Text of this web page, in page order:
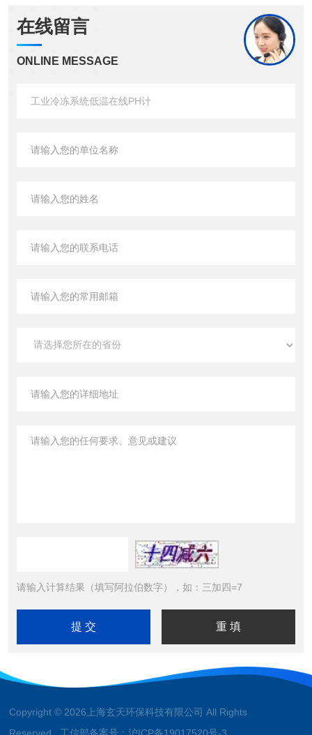
在线留言
ONLINE MESSAGE
请输入计算结果（填写阿拉伯数字），如：三加四=7
Copyright © 2026上海玄天环保科技有限公司 All Rights